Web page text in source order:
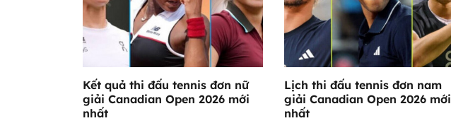
Kết quả thi đấu tennis đơn nữ
giải Canadian Open 2026 mới
nhất
Lịch thi đấu tennis đơn nam
giải Canadian Open 2026 mới
nhất